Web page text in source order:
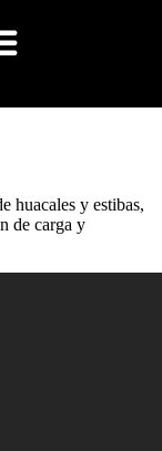
huacales y estibas,
de carga y